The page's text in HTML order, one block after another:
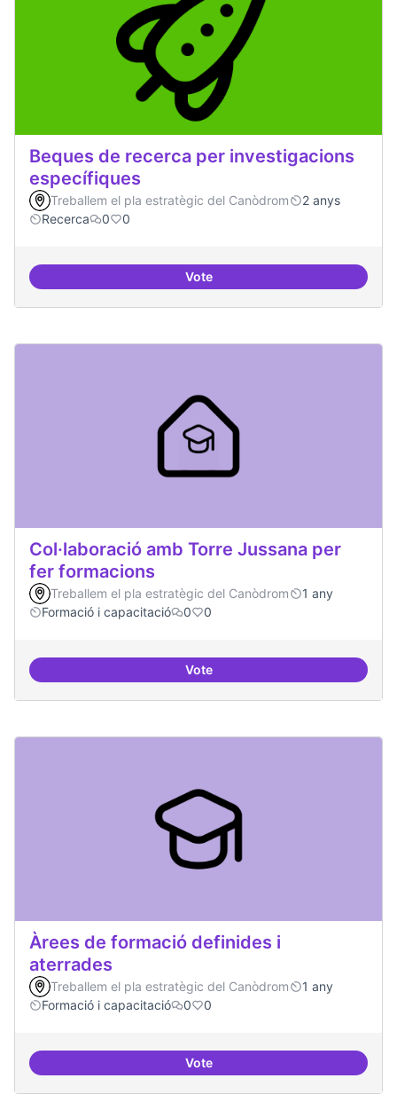
Beques de recerca per investigacions
específiques
Treballem el pla estratègic del Canòdrom
2 anys
Recerca
0 0
VoteBeques de recerca per
Col·laboració amb Torre Jussana per
fer formacions
Treballem el pla estratègic del Canòdrom
1 any
Formació i capacitació
0 0
VoteCol·laboració amb Torre
Àrees de formació definides i
aterrades
Treballem el pla estratègic del Canòdrom
1 any
Formació i capacitació
0 0
VoteÀrees de formació definides i